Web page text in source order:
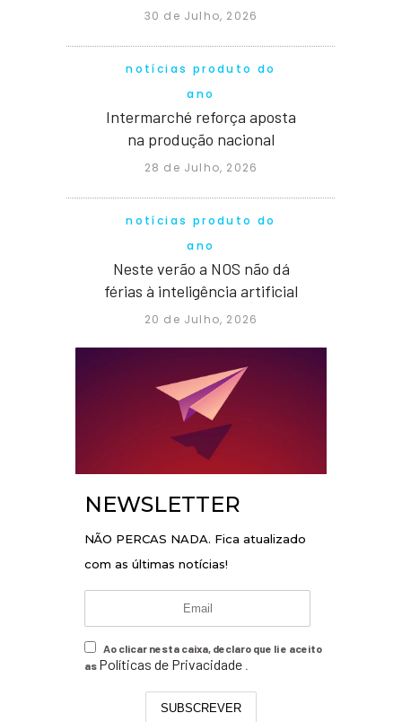
30 de Julho, 2026
notícias produto do
ano
Intermarché reforça aposta
na produção nacional
28 de Julho, 2026
notícias produto do
ano
Neste verão a NOS não dá
férias à inteligência artificial
20 de Julho, 2026
NEWSLETTER
NÃO PERCAS NADA. Fica atualizado
com as últimas notícias!
Ao clicar nesta caixa, declaro que li e aceito
as Políticas de Privacidade
SUBSCREVER